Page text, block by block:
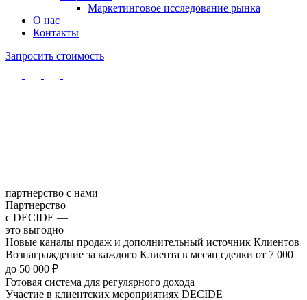
Маркетинговое исследование рынка
О нас
Контакты
Запросить стоимость
партнерство с нами
Партнерство
с DECIDE —
это выгодно
Новые каналы продаж и дополнительный источник Клиентов
Вознаграждение за каждого Клиента в месяц сделки от 7 000
до 50 000 ₽
Готовая система для регулярного дохода
Участие в клиентских мероприятиях DECIDE